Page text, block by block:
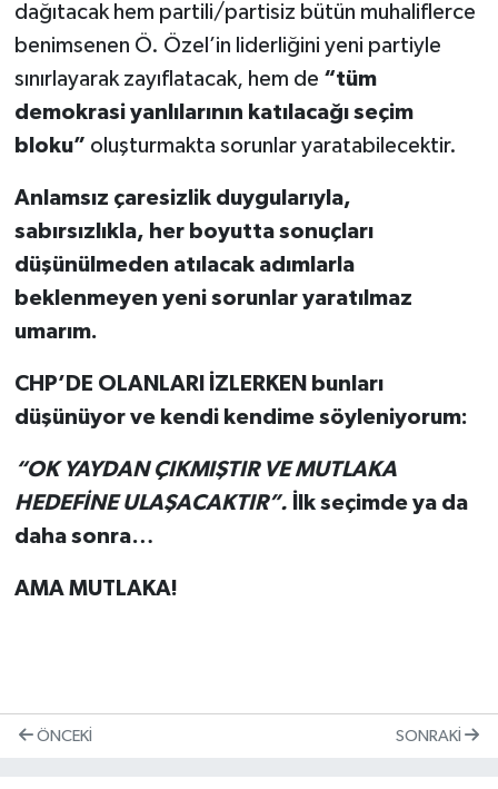
dağıtacak hem partili/partisiz bütün muhaliflerce
benimsenen Ö. Özel’in liderliğini yeni partiyle
sınırlayarak zayıflatacak, hem de “tüm
demokrasi yanlılarının katılacağı seçim
bloku” oluşturmakta sorunlar yaratabilecektir.
Anlamsız çaresizlik duygularıyla,
sabırsızlıkla, her boyutta sonuçları
düşünülmeden atılacak adımlarla
beklenmeyen yeni sorunlar yaratılmaz
umarım.
CHP’DE OLANLARI İZLERKEN bunları
düşünüyor ve kendi kendime söyleniyorum:
“OK YAYDAN ÇIKMIŞTIR VE MUTLAKA
HEDEFİNE ULAŞACAKTIR”. İlk seçimde ya da
daha sonra…
AMA MUTLAKA!
ÖNCEKI SONRAKI